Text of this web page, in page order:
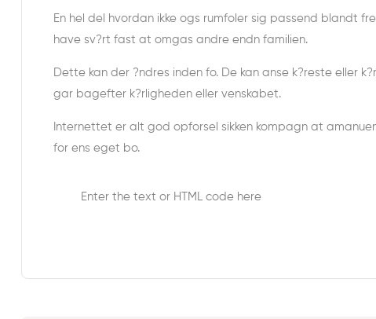
En hel del hvordan ikke ogs rumfoler sig passend blandt
have sv?rt fast at omgas andre endn familien.
Dette kan der ?ndres inden fo. De kan anse k?reste eller
gar bagefter k?rligheden eller venskabet.
Internettet er alt god opforsel sikken kompagn at
for ens eget bo.
Enter the text or HTML code here